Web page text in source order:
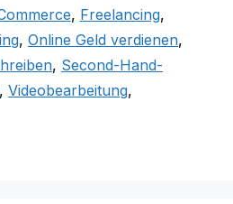
, Freelancing,
, Online Geld verdienen,
, Second-Hand-
, Videobearbeitung,